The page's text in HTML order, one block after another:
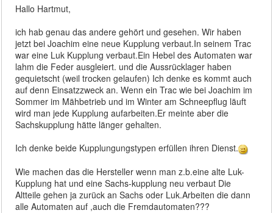
Hallo Hartmut,
ich hab genau das andere gehört und gesehen. Wir haben
jetzt bei Joachim eine neue Kupplung verbaut.In seinem Trac
war eine Luk Kupplung verbaut.Ein Hebel des Automaten war
lahm die Feder ausgleiert. und die Aussrücklager haben
gequietscht (weil trocken gelaufen) Ich denke es kommt auch
auf denn Einsatzzweck an. Wenn ein Trac wie bei Joachim im
Sommer im Mähbetrieb und im Winter am Schneepflug läuft
wird man jede Kupplung aufarbeiten.Er meinte aber die
Sachskupplung hätte länger gehalten.
Ich denke beide Kupplungungstypen erfüllen ihren Dienst.
Wie machen das die Hersteller wenn man z.b.eine alte Luk-
Kupplung hat und eine Sachs-kupplung neu verbaut Die
Altteile gehen ja zurück an Sachs oder Luk.Arbeiten die dann
alle Automaten auf ,auch die Fremdautomaten???